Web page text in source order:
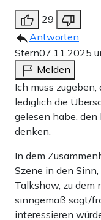
29
Antworten
Stern07.11.2025
Melden
Ich muss
lediglich die
gelesen habe,
denken.
In dem
Szene in den
Talkshow, zu dem
sinngemäß sagt/
interessieren